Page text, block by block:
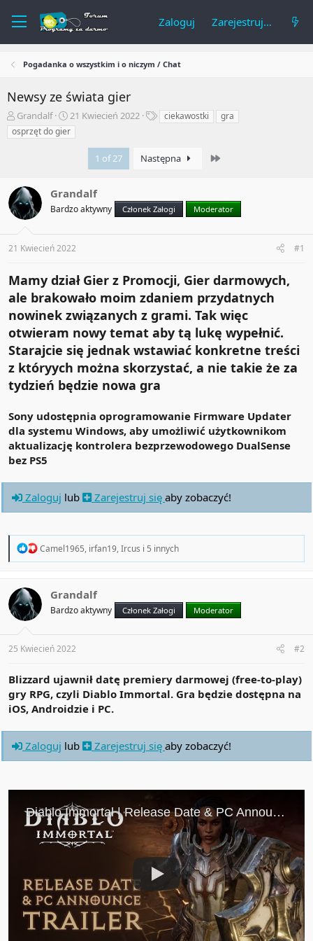
Zaloguj Zarejestruj się
Pogadanka o wszystkim i o niczym / Chat
Newsy ze świata gier
A
u
t
e
m
a
Grandalf
R
o
z
z
t
21 Kwiecień 2022
Tciekawostki
gra
osprzęt do gier
1 of 27 Następna
Grandalf
Bardzo aktywny Członek Załogi Moderator
21 Kwiecień 2022 #1
Mamy dział Gier z Promocji, Gier darmowych,
ale brakowało moim zdaniem przydatnych
nowinek związanych z grami. Tak więc
otwieram nowy temat aby tą lukę wypełnić.
Starajcie się jednak wstawiać konkretne treści
z któryych można skorzystać, a nie takie że za
tydzień będzie nowa gra
Sony udostępnia oprogramowanie Firmware Updater
dla systemu Windows, aby umożliwić użytkownikom
aktualizację kontrolera bezprzewodowego DualSense
bez PS5
Zaloguj lub Zarejestruj się aby zobaczyć!
R
i
o
s
:
Camel1965, irfan19,Ircus i 5 innych
Grandalf
Bardzo aktywny Członek Załogi Moderator
25 Kwiecień 2022 #2
Blizzard ujawnił datę premiery darmowej (free-to-play)
gry RPG, czyli Diablo Immortal. Gra będzie dostępna na
iOS, Androidzie i PC.
Zaloguj lub Zarejestruj się aby zobaczyć!